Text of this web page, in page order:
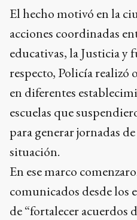
El hecho motivó en la
acciones coordinadas
educativas, la Justicia y
respecto, Policía realizó
en diferentes
escuelas que
para generar jornadas
situación.
En ese marco
comunicados desde los
de“fortalecer acuerdos